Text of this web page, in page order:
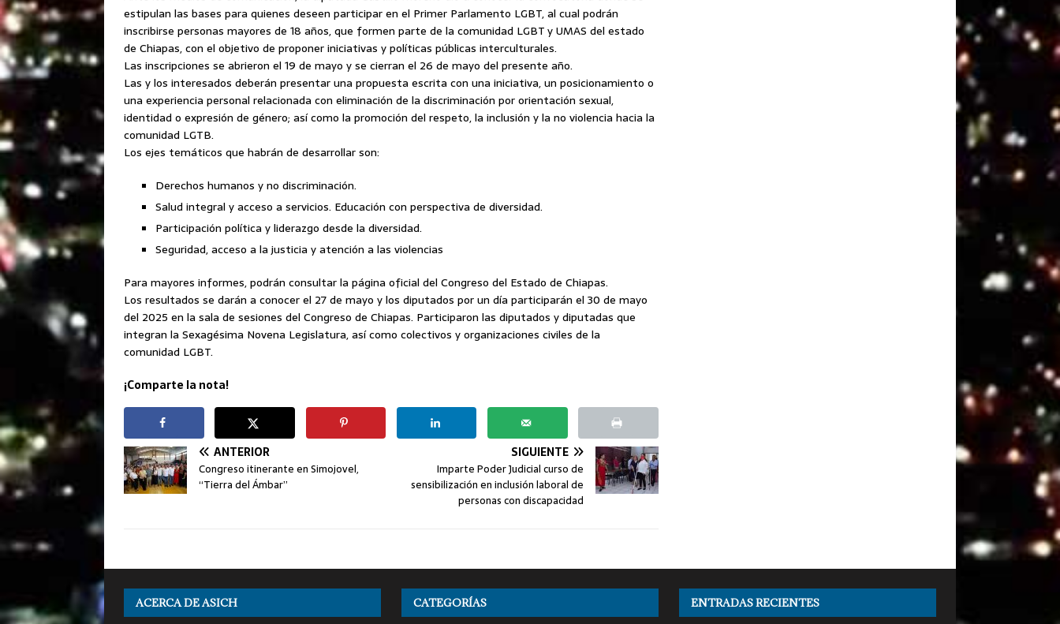
estipulan las bases para quienes deseen participar en el Primer Parlamento LGBT, al cual podrán
inscribirse personas mayores de 18 años, que formen parte de la comunidad LGBT y UMAS del estado
de Chiapas, con el objetivo de proponer iniciativas y políticas públicas interculturales.
Las inscripciones se abrieron el 19 de mayo y se cierran el 26 de mayo del presente año.
Las y los interesados deberán presentar una propuesta escrita con una iniciativa, un posicionamiento o
una experiencia personal relacionada con eliminación de la discriminación por orientación sexual,
identidad o expresión de género; así como la promoción del respeto, la inclusión y la no violencia hacia la
comunidad LGTB.
Los ejes temáticos que habrán de desarrollar son:
Derechos humanos y no discriminación.
Salud integral y acceso a servicios. Educación con perspectiva de diversidad.
Participación política y liderazgo desde la diversidad.
Seguridad, acceso a la justicia y atención a las violencias
Para mayores informes, podrán consultar la página oficial del Congreso del Estado de Chiapas.
Los resultados se darán a conocer el 27 de mayo y los diputados por un día participarán el 30 de mayo
del 2025 en la sala de sesiones del Congreso de Chiapas. Participaron las diputados y diputadas que
integran la Sexagésima Novena Legislatura, así como colectivos y organizaciones civiles de la
comunidad LGBT.
¡Comparte la nota!
ANTERIOR
Congreso itinerante en Simojovel,
“Tierra del Ámbar”
SIGUIENTE
Imparte Poder Judicial curso de
sensibilización en inclusión laboral de
personas con discapacidad
ACERCA DE ASICH CATEGORÍAS ENTRADAS RECIENTES